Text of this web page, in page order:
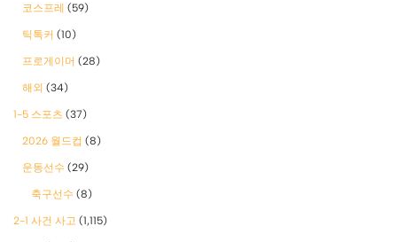
코스프레 (59)
틱톡커 (10)
프로게이머 (28)
해외 (34)
1-5 스포츠 (37)
2026 월드컵 (8)
운동선수 (29)
축구선수 (8)
2-1 사건 사고 (1,115)